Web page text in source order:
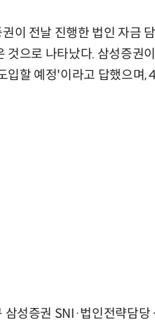
이 전날 진행한 법인 자금
것으로 나타났다. 삼성증권
입할 예정'이라고 답했으며
삼성증권 SNI·법인전략담